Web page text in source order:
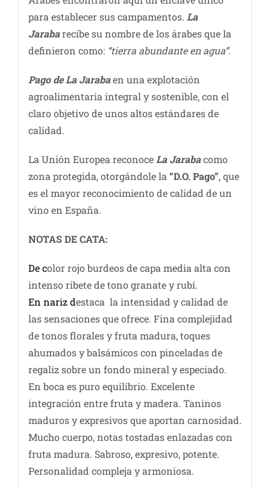
para establecer sus campamentos. La
Jarabarecibe su nombre de los árabes que la
definieron como:“tierra abundante en agua”.
Pago de La Jarabaen una explotación
agroalimentaria integral y sostenible, con el
claro objetivo de unos altos estándares de
calidad.
La Unión Europea reconoce La Jarabacomo
zona protegida, otorgándole la “D.O. Pago”, que
es el mayor reconocimiento de calidad de un
vino en España.
NOTAS DE CATA:
De color rojo burdeos de capa media alta con
intenso ribete de tono granate y rubí.
En nariz destaca la intensidad y calidad de
las sensaciones que ofrece. Fina complejidad
de tonos florales y fruta madura, toques
ahumados y balsámicos con pinceladas de
regaliz sobre un fondo mineral y especiado.
En boca es puro equilibrio. Excelente
integración entre fruta y madera. Taninos
maduros y expresivos que aportan carnosidad.
Mucho cuerpo, notas tostadas enlazadas con
fruta madura. Sabroso, expresivo, potente.
Personalidad compleja y armoniosa.